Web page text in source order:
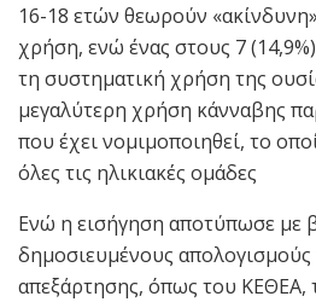
16-18 ετών θεωρούν
χρήση, ενώ ένας στους 7
τη συστηματική χρήση της
μεγαλύτερη χρήση κάνναβης
που έχει νομιμοποιηθεί, το
όλες τις ηλικιακές ομάδες
Ενώ η εισήγηση αποτύπωσε με
δημοσιευμένους
απεξάρτησης, όπως του ΚΕΘΕΑ,